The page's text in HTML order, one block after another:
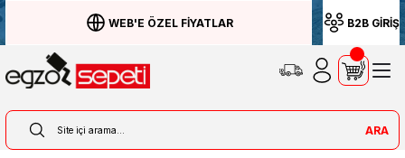
WEB'E ÖZEL FİYATLAR B2B GİRİŞ
ARA